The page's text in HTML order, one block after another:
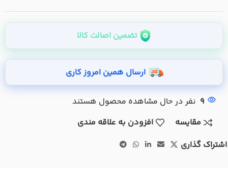
تضمین اصالت کالا
ارسال همین امروز کاری
9 نفر در حال مشاهده محصول هستند
مقایسه
افزودن به علاقه مندی
اشتراک گذاری